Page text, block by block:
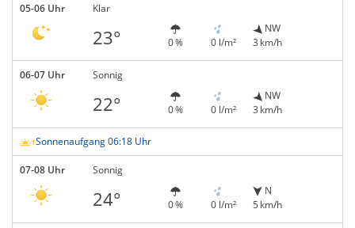
05-06 Uhr Klar
23° 0 % 0 l/m²
NW
3 km/h
06-07 Uhr Sonnig
22° 0 % 0 l/m²
NW
3 km/h
Sonnenaufgang 06:18 Uhr
07-08 Uhr Sonnig
24° 0 % 0 l/m²
N
5 km/h